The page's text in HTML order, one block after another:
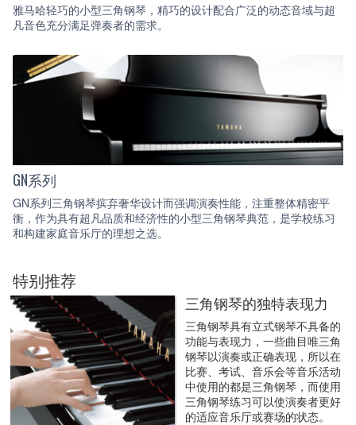
雅马哈轻巧的小型三角钢琴，精巧的设计配合广泛的动态音域与超
凡音色充分满足弹奏者的需求。
GN系列
GN系列三角钢琴摈弃奢华设计而强调演奏性能，注重整体精密平
衡，作为具有超凡品质和经济性的小型三角钢琴典范，是学校练习
和构建家庭音乐厅的理想之选。
特别推荐
三角钢琴的独特表现力
三角钢琴具有立式钢琴不具备的
功能与表现力，一些曲目唯三角
钢琴以演奏或正确表现，所以在
比赛、考试、音乐会等音乐活动
中使用的都是三角钢琴，而使用
三角钢琴练习可以使演奏者更好
的适应音乐厅或赛场的状态。